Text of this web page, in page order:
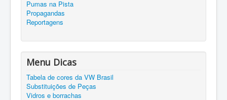
Pumas na Pista
Propagandas
Reportagens
Menu Dicas
Tabela de cores da VW Brasil
Substituições de Peças
Vidros e borrachas